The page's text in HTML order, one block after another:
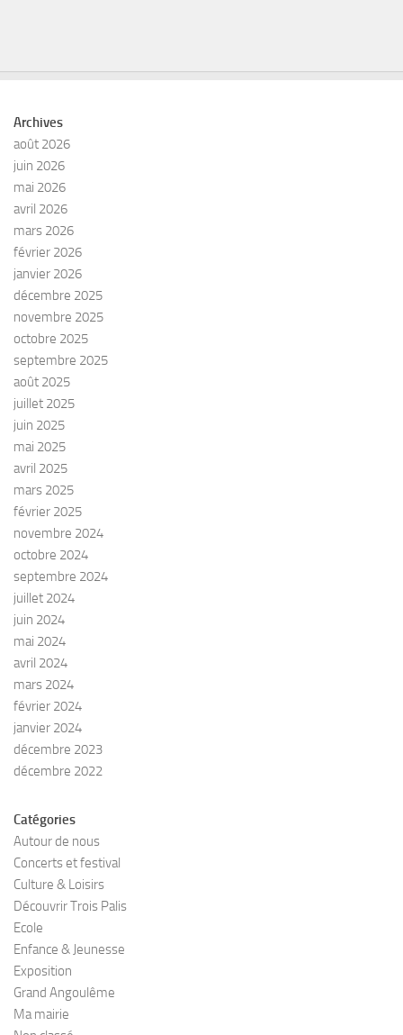
Archives
août 2026
juin 2026
mai 2026
avril 2026
mars 2026
février 2026
janvier 2026
décembre 2025
novembre 2025
octobre 2025
septembre 2025
août 2025
juillet 2025
juin 2025
mai 2025
avril 2025
mars 2025
février 2025
novembre 2024
octobre 2024
septembre 2024
juillet 2024
juin 2024
mai 2024
avril 2024
mars 2024
février 2024
janvier 2024
décembre 2023
décembre 2022
Catégories
Autour de nous
Concerts et festival
Culture & Loisirs
Découvrir Trois Palis
Ecole
Enfance & Jeunesse
Exposition
Grand Angoulême
Ma mairie